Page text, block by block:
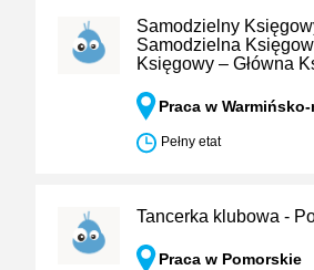
Samodzielny
Samodzielna
Księgowy – Główna
Praca w
Pełny etat
Tancerka klubowa -
Praca w Pomorskie